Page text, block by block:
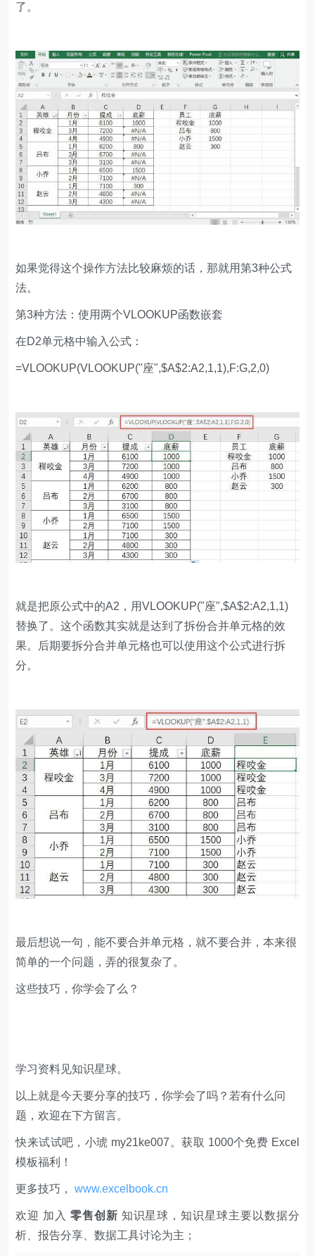
了。
如果觉得这个操作方法比较麻烦的话，那就用第3种公式
法。
第3种方法：使用两个VLOOKUP函数嵌套
在D2单元格中输入公式：
=VLOOKUP(VLOOKUP("座",$A$2:A2,1,1),F:G,2,0)
就是把原公式中的A2，用VLOOKUP("座",$A$2:A2,1,1)
替换了。这个函数其实就是达到了拆份合并单元格的效
果。后期要拆分合并单元格也可以使用这个公式进行拆
分。
最后想说一句，能不要合并单元格，就不要合并，本来很
简单的一个问题，弄的很复杂了。
这些技巧，你学会了么？
学习资料见知识星球。
以上就是今天要分享的技巧，你学会了吗？若有什么问
题，欢迎在下方留言。
快来试试吧，小琥 my21ke007。获取 1000个免费 Excel
模板福利​​​​！
更多技巧，www.excelbook.cn
欢迎 加入 零售创新 知识星球，知识星球主要以数据分
析、报告分享、数据工具讨论为主；